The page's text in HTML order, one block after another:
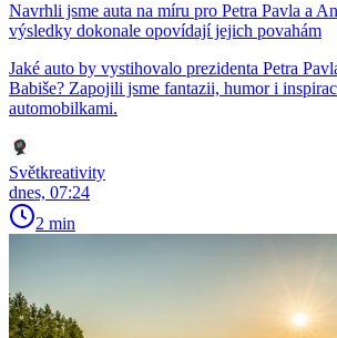
Navrhli jsme auta na míru pro Petra Pavla a
výsledky dokonale opovídají jejich povahám
Jaké auto by vystihovalo prezidenta Petra
Babiše? Zapojili jsme fantazii, humor i
automobilkami.
Světkreativity
dnes, 07:24
2 min